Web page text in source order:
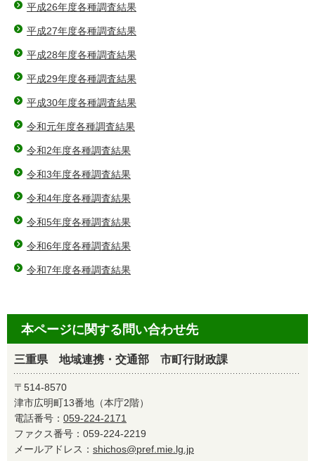
平成26年度各種調査結果
平成27年度各種調査結果
平成28年度各種調査結果
平成29年度各種調査結果
平成30年度各種調査結果
令和元年度各種調査結果
令和2年度各種調査結果
令和3年度各種調査結果
令和4年度各種調査結果
令和5年度各種調査結果
令和6年度各種調査結果
令和7年度各種調査結果
本ページに関する問い合わせ先
三重県 地域連携・交通部 市町行財政課
〒514-8570
津市広明町13番地（本庁2階）
電話番号： 059-224-2171
ファクス番号：059-224-2219
メールアドレス： shichos@pref.mie.lg.jp